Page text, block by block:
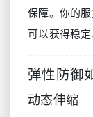
保障。你的
可以获得稳定
弹性防御
动态伸缩